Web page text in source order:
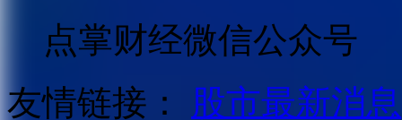
点掌财经微信公众号
友情链接：
股市最新消息